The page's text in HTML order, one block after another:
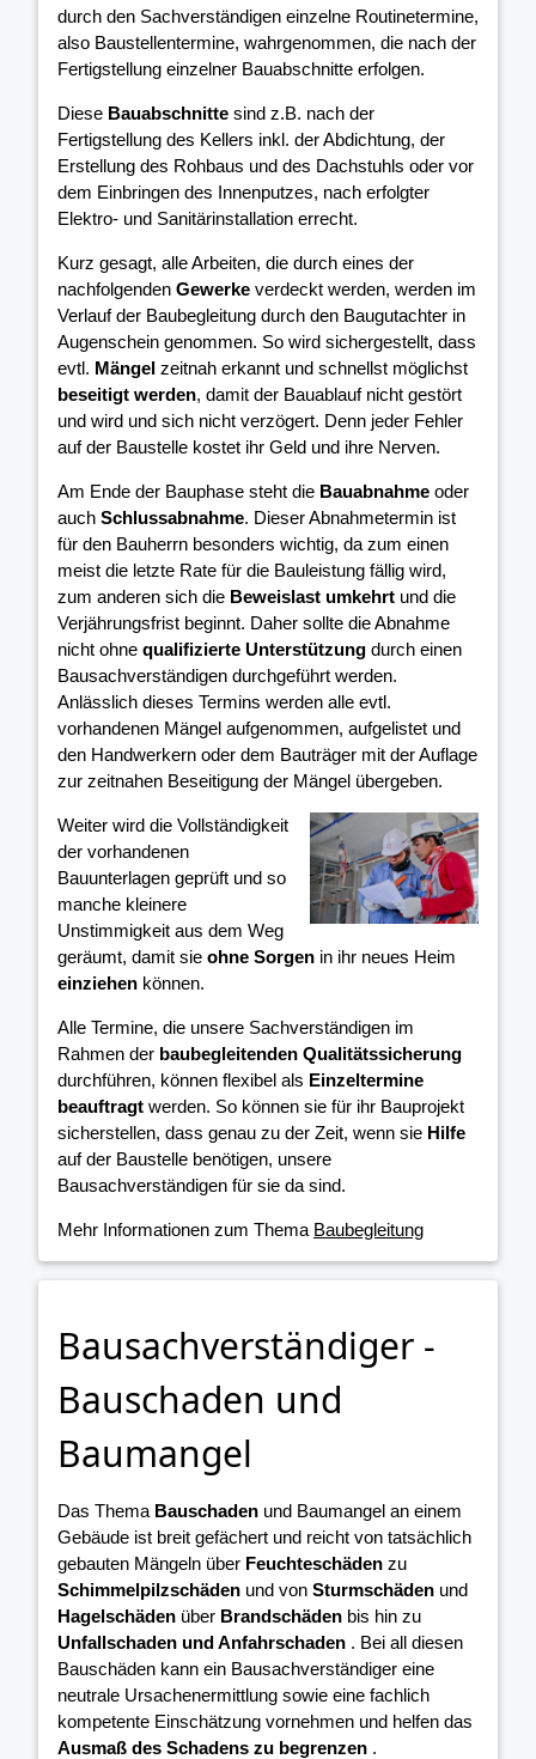
durch den Sachverständigen einzelne Routinetermine,
also Baustellentermine, wahrgenommen, die nach der
Fertigstellung einzelner Bauabschnitte erfolgen.
Diese Bauabschnitte sind z.B. nach der
Fertigstellung des Kellers inkl. der Abdichtung, der
Erstellung des Rohbaus und des Dachstuhls oder vor
dem Einbringen des Innenputzes, nach erfolgter
Elektro- und Sanitärinstallation errecht.
Kurz gesagt, alle Arbeiten, die durch eines der
nachfolgenden Gewerke verdeckt werden, werden im
Verlauf der Baubegleitung durch den Baugutachter in
Augenschein genommen. So wird sichergestellt, dass
evtl. Mängel zeitnah erkannt und schnellst möglichst
beseitigt werden, damit der Bauablauf nicht gestört
und wird und sich nicht verzögert. Denn jeder Fehler
auf der Baustelle kostet ihr Geld und ihre Nerven.
Am Ende der Bauphase steht die Bauabnahme oder
auch Schlussabnahme. Dieser Abnahmetermin ist
für den Bauherrn besonders wichtig, da zum einen
meist die letzte Rate für die Bauleistung fällig wird,
zum anderen sich die Beweislast umkehrt und die
Verjährungsfrist beginnt. Daher sollte die Abnahme
nicht ohne qualifizierte Unterstützung durch einen
Bausachverständigen durchgeführt werden.
Anlässlich dieses Termins werden alle evtl.
vorhandenen Mängel aufgenommen, aufgelistet und
den Handwerkern oder dem Bauträger mit der Auflage
zur zeitnahen Beseitigung der Mängel übergeben.
Weiter wird die Vollständigkeit
der vorhandenen
Bauunterlagen geprüft und so
manche kleinere
Unstimmigkeit aus dem Weg
geräumt, damit sie ohne Sorgen in ihr neues Heim
einziehen können.
Alle Termine, die unsere Sachverständigen im
Rahmen der baubegleitenden Qualitätssicherung
durchführen, können flexibel als Einzeltermine
beauftragt werden. So können sie für ihr Bauprojekt
sicherstellen, dass genau zu der Zeit, wenn sie Hilfe
auf der Baustelle benötigen, unsere
Bausachverständigen für sie da sind.
Mehr Informationen zum Thema Baubegleitung
Bausachverständiger -
Bauschaden und
Baumangel
Das Thema Bauschaden und Baumangel an einem
Gebäude ist breit gefächert und reicht von tatsächlich
gebauten Mängeln über Feuchteschäden zu
Schimmelpilzschäden und von Sturmschäden und
Hagelschäden über Brandschäden bis hin zu
Unfallschaden und Anfahrschaden . Bei all diesen
Bauschäden kann ein Bausachverständiger eine
neutrale Ursachenermittlung sowie eine fachlich
kompetente Einschätzung vornehmen und helfen das
Ausmaß des Schadens zu begrenzen .